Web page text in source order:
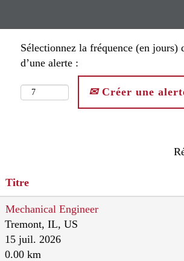
Sélectionnez la fréquence (en jours)
d’une alerte :
Créer une
Titre
Mechanical Engineer
Tremont, IL, US
15 juil. 2026
0.00 km